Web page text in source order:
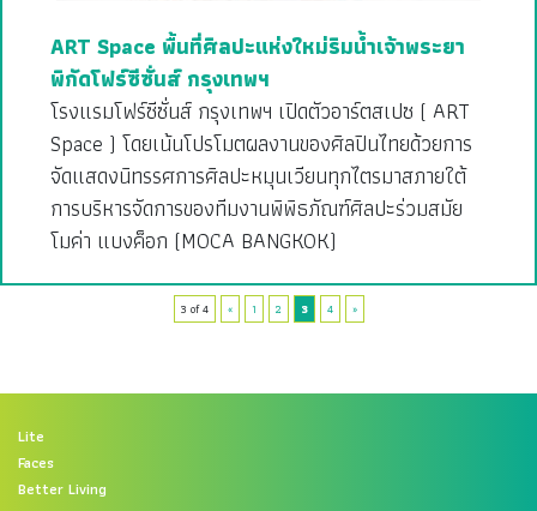
ART Space พื้นที่ศิลปะแห่งใหม่ริมน้ำเจ้าพระยา
พิกัดโฟร์ซีซั่นส์ กรุงเทพฯ
โรงแรมโฟร์ซีซั่นส์ กรุงเทพฯ เปิดตัวอาร์ตสเปซ ( ART
Space ) โดยเน้นโปรโมตผลงานของศิลปินไทยด้วยการ
จัดแสดงนิทรรศการศิลปะหมุนเวียนทุกไตรมาสภายใต้
การบริหารจัดการของทีมงานพิพิธภัณฑ์ศิลปะร่วมสมัย
โมค่า แบงค็อก (MOCA BANGKOK)
3 of 4 « 1 2 3 4 »
Lite
Faces
Better Living